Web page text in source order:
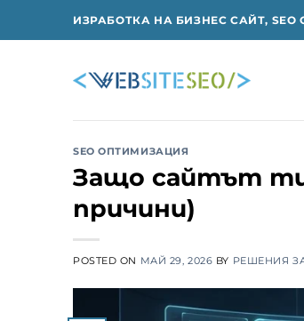
ИЗРАБОТКА НА БИЗНЕС САЙТ,
SEO ОПТИМИЗАЦИЯ
Защо сайтът ти
причини)
POSTED ON МАЙ 29, 2026 BY РЕШЕНИЯ